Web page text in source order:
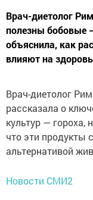
Врач-диетолог
полезны бобовые
объяснила, как
влияют на
Врач-диетолог
рассказала о
культур — гороха,
что эти продукты
альтернативой
Новости СМИ2